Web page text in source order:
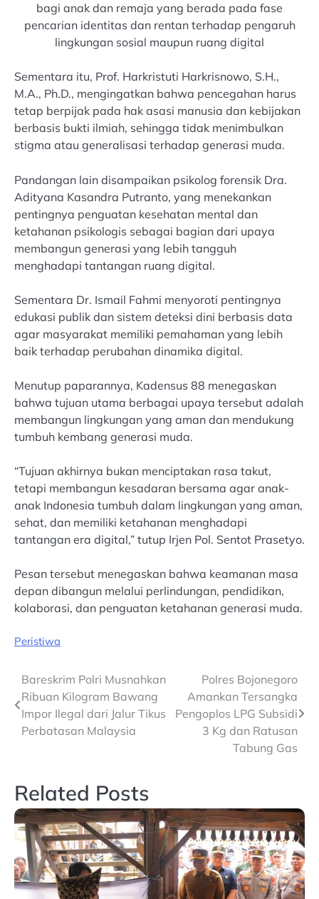
bagi anak dan remaja yang berada pada fase
pencarian identitas dan rentan terhadap pengaruh
lingkungan sosial maupun ruang digital
Sementara itu, Prof. Harkristuti Harkrisnowo, S.H.,
M.A., Ph.D., mengingatkan bahwa pencegahan harus
tetap berpijak pada hak asasi manusia dan kebijakan
berbasis bukti ilmiah, sehingga tidak menimbulkan
stigma atau generalisasi terhadap generasi muda.
Pandangan lain disampaikan psikolog forensik Dra.
Adityana Kasandra Putranto, yang menekankan
pentingnya penguatan kesehatan mental dan
ketahanan psikologis sebagai bagian dari upaya
membangun generasi yang lebih tangguh
menghadapi tantangan ruang digital.
Sementara Dr. Ismail Fahmi menyoroti pentingnya
edukasi publik dan sistem deteksi dini berbasis data
agar masyarakat memiliki pemahaman yang lebih
baik terhadap perubahan dinamika digital.
Menutup paparannya, Kadensus 88 menegaskan
bahwa tujuan utama berbagai upaya tersebut adalah
membangun lingkungan yang aman dan mendukung
tumbuh kembang generasi muda.
“Tujuan akhirnya bukan menciptakan rasa takut,
tetapi membangun kesadaran bersama agar anak-
anak Indonesia tumbuh dalam lingkungan yang aman,
sehat, dan memiliki ketahanan menghadapi
tantangan era digital,” tutup Irjen Pol. Sentot Prasetyo.
Pesan tersebut menegaskan bahwa keamanan masa
depan dibangun melalui perlindungan, pendidikan,
kolaborasi, dan penguatan ketahanan generasi muda.
Peristiwa
Post
navigation
Bareskrim Polri Musnahkan
Ribuan Kilogram Bawang
Impor Ilegal dari Jalur Tikus
Perbatasan Malaysia
Polres Bojonegoro
Amankan Tersangka
Pengoplos LPG Subsidi
3 Kg dan Ratusan
Tabung Gas
Related Posts